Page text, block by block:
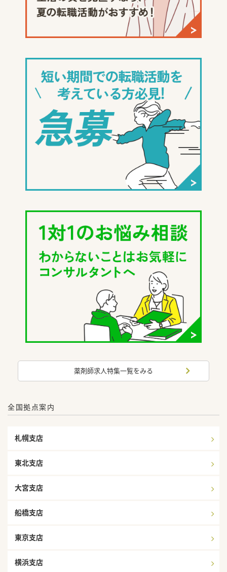
薬剤師求人特集一覧をみる
全国拠点案内
札幌支店
東北支店
大宮支店
船橋支店
東京支店
横浜支店